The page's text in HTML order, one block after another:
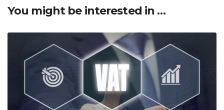
You might be interested in …